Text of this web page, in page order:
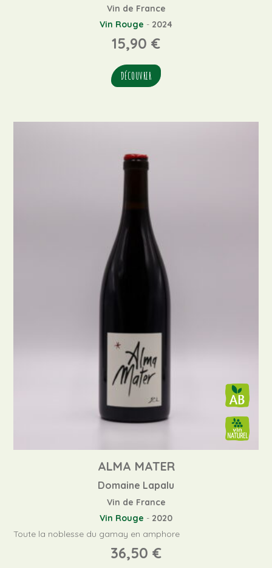
Vin de France
Vin Rouge - 2024
15,90 €
DÉCOUVRIR
ALMA MATER
Domaine Lapalu
Vin de France
Vin Rouge - 2020
Toute la noblesse du gamay en amphore
36,50 €